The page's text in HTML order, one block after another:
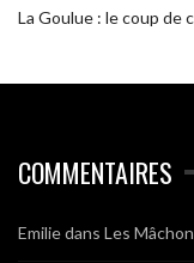
La Goulue : le coup de
COMMENTAIRES
Emiliedans Les